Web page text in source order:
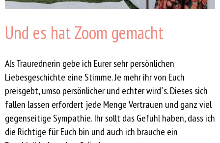
Und es hat Zoom gemacht
Als Traurednerin gebe ich Eurer sehr persönlichen
Liebesgeschichte eine Stimme. Je mehr ihr von Euch
preisgebt, umso persönlicher und echter wird´s. Dieses sich
fallen lassen erfordert jede Menge Vertrauen und ganz viel
gegenseitige Sympathie. Ihr sollt das Gefühl haben, dass ich
die Richtige für Euch bin und auch ich brauche ein